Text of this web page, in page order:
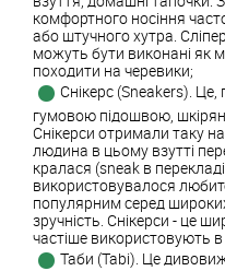
комфортного носіння
або штучного хутра.
можуть бути виконані як
походити на черевики;
Снікерс (Sneakers).
гумовою підошвою,
Снікерси отримали таку
людина в цьому взутті
кралася (sneak в
використовувалося
популярним серед
зручність. Снікерси - це
частіше використовують
Таби (Tabi). Це